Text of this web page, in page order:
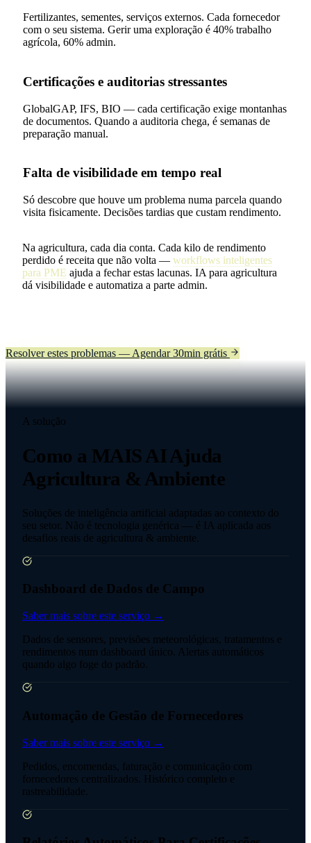
Fertilizantes, sementes, serviços externos. Cada fornecedor
com o seu sistema. Gerir uma exploração é 40% trabalho
agrícola, 60% admin.
Certificações e auditorias stressantes
GlobalGAP, IFS, BIO — cada certificação exige montanhas
de documentos. Quando a auditoria chega, é semanas de
preparação manual.
Falta de visibilidade em tempo real
Só descobre que houve um problema numa parcela quando
visita fisicamente. Decisões tardias que custam rendimento.
Na agricultura, cada dia conta. Cada kilo de rendimento
perdido é receita que não volta — workflows inteligentes
para PME ajuda a fechar estas lacunas. IA para agricultura
dá visibilidade e automatiza a parte admin.
Resolver estes problemas — Agendar 30min grátis
A solução
Como a MAIS AI Ajuda
Agricultura & Ambiente
Soluções de inteligência artificial adaptadas ao contexto do
seu setor. Não é tecnologia genérica — é IA aplicada aos
desafios reais de agricultura & ambiente.
Dashboard de Dados de Campo
Saber mais sobre este serviço →
Dados de sensores, previsões meteorológicas, tratamentos e
rendimentos num dashboard único. Alertas automáticos
quando algo foge do padrão.
Automação de Gestão de Fornecedores
Saber mais sobre este serviço →
Pedidos, encomendas, faturação e comunicação com
fornecedores centralizados. Histórico completo e
rastreabilidade.